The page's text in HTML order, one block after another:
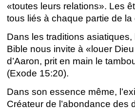
«toutes leurs relations». Les
tous liés à chaque partie de
Dans les traditions
Bible nous invite à «louer
d’Aaron, prit en main le
(Exode 15:20).
Dans son essence même,
Créateur de l’abondance